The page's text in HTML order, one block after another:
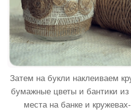
Затем на букли наклеиваем
бумажные цветы и бантики
места на банке и